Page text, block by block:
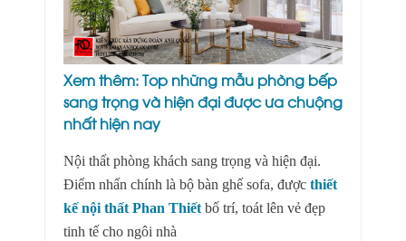
Xem thêm:Top những mẫu phòng bếp
sang trọng và hiện đại được ưa chuộng
nhất hiện nay
Nội thất phòng khách sang trọng và hiện đại.
Điểm nhấn chính là bộ bàn ghế sofa, được thiết
kế nội thất Phan Thiết bố trí, toát lên vẻ đẹp
tinh tế cho ngôi nhà